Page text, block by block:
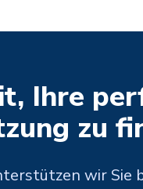
Ihre
zu
wir Sie